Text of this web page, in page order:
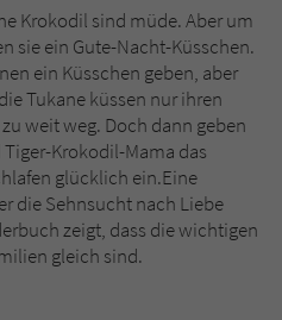
Krokodil sind müde. Aber um
sie ein Gute-Nacht-Küsschen.
ein Küsschen geben, aber
Tukane küssen nur ihren
weit weg. Doch dann geben
Krokodil-Mama das
glücklich ein.Eine
die Sehnsucht nach Liebe
zeigt, dass die wichtigen
gleich sind.
Medien GmbH & Co. KG
einzelner Buchtitel